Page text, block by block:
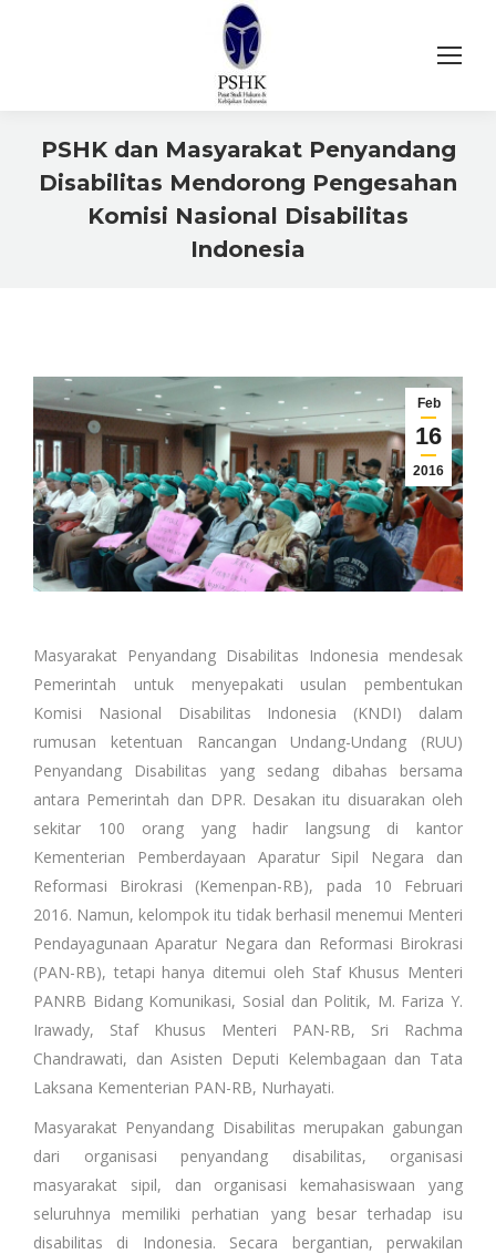
PSHK dan Masyarakat Penyandang
Disabilitas Mendorong Pengesahan
Komisi Nasional Disabilitas
Indonesia
Feb
16
2016
Masyarakat Penyandang Disabilitas Indonesia mendesak
Pemerintah untuk menyepakati usulan pembentukan
Komisi Nasional Disabilitas Indonesia (KNDI) dalam
rumusan ketentuan Rancangan Undang-Undang (RUU)
Penyandang Disabilitas yang sedang dibahas bersama
antara Pemerintah dan DPR. Desakan itu disuarakan oleh
sekitar 100 orang yang hadir langsung di kantor
Kementerian Pemberdayaan Aparatur Sipil Negara dan
Reformasi Birokrasi (Kemenpan-RB), pada 10 Februari
2016. Namun, kelompok itu tidak berhasil menemui Menteri
Pendayagunaan Aparatur Negara dan Reformasi Birokrasi
(PAN-RB), tetapi hanya ditemui oleh Staf Khusus Menteri
PANRB Bidang Komunikasi, Sosial dan Politik, M. Fariza Y.
Irawady, Staf Khusus Menteri PAN-RB, Sri Rachma
Chandrawati, dan Asisten Deputi Kelembagaan dan Tata
Laksana Kementerian PAN-RB, Nurhayati.
Masyarakat Penyandang Disabilitas merupakan gabungan
dari organisasi penyandang disabilitas, organisasi
masyarakat sipil, dan organisasi kemahasiswaan yang
seluruhnya memiliki perhatian yang besar terhadap isu
disabilitas di Indonesia. Secara bergantian, perwakilan